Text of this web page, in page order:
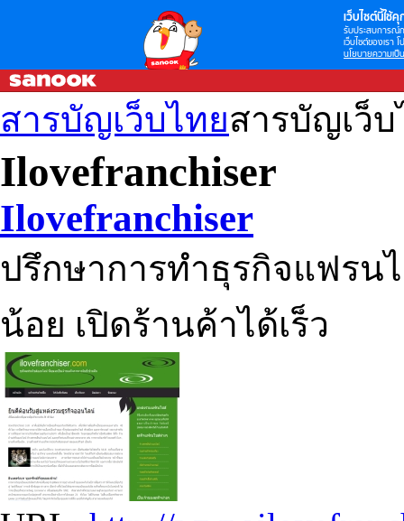
เว็บไซต์นี้ใช้คุ
รับประสบการณ์
เว็บไซต์ของเรา
นโยบายความเป็
สารบัญเว็บไทยสารบัญเว็
Ilovefranchiser
Ilovefranchiser
ปรึกษาการทําธุรกิจแฟรน
น้อย เปิดร้านค้าได้เร็ว